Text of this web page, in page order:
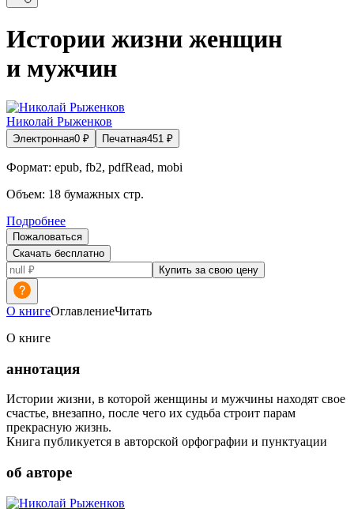
Истории жизни женщин
и мужчин
Николай Рыженков
Электронная0 ₽ Печатная451 ₽
Формат: epub, fb2, pdfRead, mobi
Объем: 18 бумажных стр.
Подробнее
Пожаловаться
Скачать бесплатно
Купить за свою цену
О книгеОглавлениеЧитать
О книге
аннотация
Истории жизни, в которой женщины и мужчины находят свое
счастье, внезапно, после чего их судьба строит парам
прекрасную жизнь.
Книга публикуется в авторской орфографии и пунктуации
об авторе